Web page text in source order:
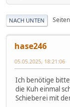
NACH UNTEN Seiten
hase246
05.05.2025, 18:21:06
Ich benötige
die Kuh einmal
Schieberei mit